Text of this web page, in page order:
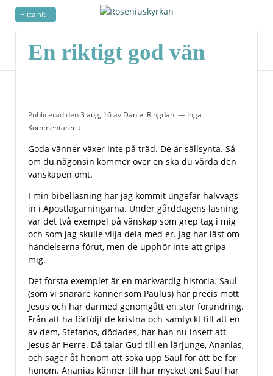
Hitta hit ↓
En riktigt god vän
Publicerad den3 aug, 16av Daniel Ringdahl — Inga
Kommentarer ↓
Goda vänner växer inte på träd. De är sällsynta. Så
om du någonsin kommer över en ska du vårda den
vänskapen ömt.
I min bibelläsning har jag kommit ungefär halvvägs
in i Apostlagärningarna. Under gårddagens läsning
var det två exempel på vänskap som grep tag i mig
och som jag skulle vilja dela med er. Jag har läst om
händelserna förut, men de upphör inte att gripa
mig.
Det första exemplet är en märkvärdig historia. Saul
(som vi snarare känner som Paulus) har precis mött
Jesus och har därmed genomgått en stor förändring.
Från att ha förföljt de kristna och samtyckt till att en
av dem, Stefanos, dödades, har han nu insett att
Jesus är Herre. Då talar Gud till en lärjunge, Ananias,
och säger åt honom att söka upp Saul för att be för
honom. Ananias känner till hur mycket ont Saul har